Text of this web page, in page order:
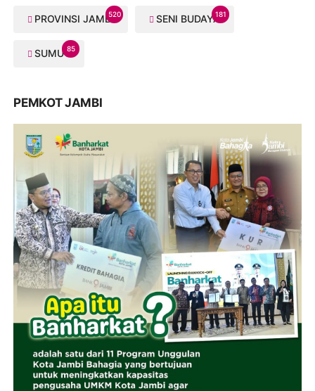
PROVINSI JAMBI520 SENI BUDAYA181
SUMUT85
PEMKOT JAMBI